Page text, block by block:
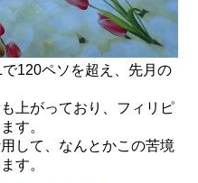
120ペソを超え、先月の
上がっており、フィリピ
す。
して、なんとかこの苦境
す。